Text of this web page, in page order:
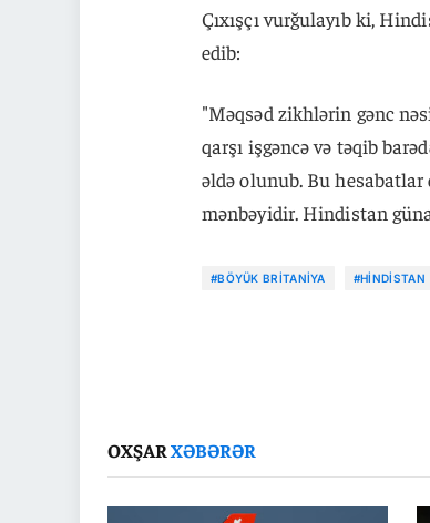
Çıxışçı vurğulayıb ki,
edib:
"Məqsəd zikhlərin gənc
qarşı işgəncə və təqib
əldə olunub. Bu
mənbəyidir. Hindistan
#BÖYÜK BRITANIYA #HINDISTAN
OXŞARXƏBƏRƏR